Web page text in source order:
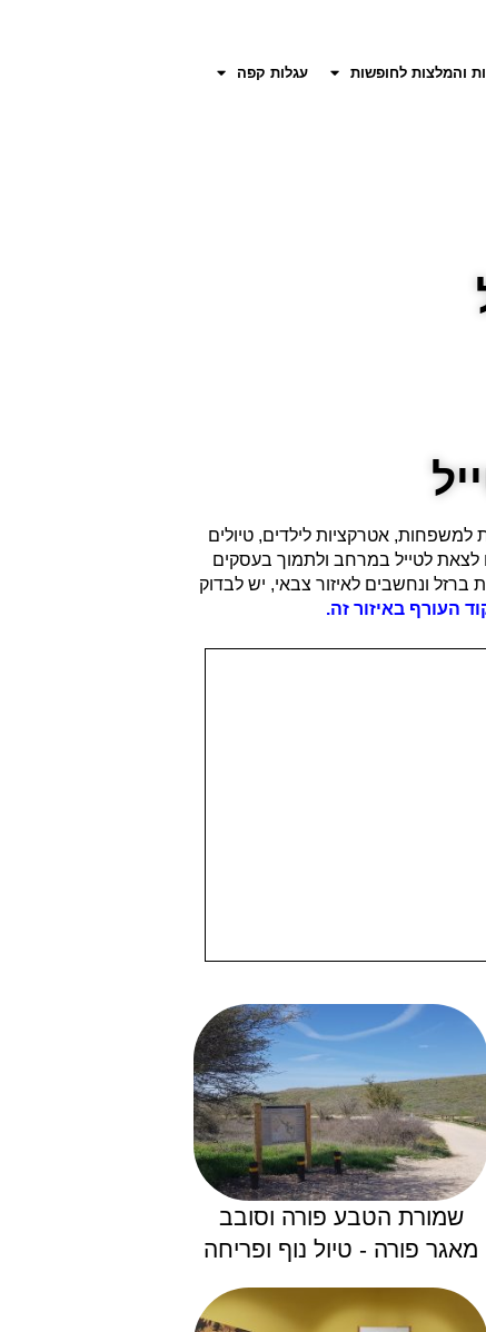
והמלצות לחופשות עגלות קפה
אטרקציות לילדים, טיולים
לצאת לטייל במרחב ולתמוך בעסקים
ונחשבים לאיזור צבאי, יש לבדוק
העורף באיזור זה.
שמורת הטבע פורה וסובב
מאגר פורה - טיול נוף ופריחה